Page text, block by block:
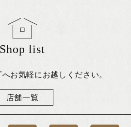
Shop list
お気軽にお越しください。
店舗一覧